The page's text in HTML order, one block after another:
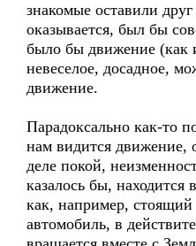
знакомые оставили
оказывается, был бы
было бы движение (как
невеселое, досадное,
движение.
Парадоксально как-то
нам видится движение,
деле покой,
казалось бы,
как, например, стоящий
автомобиль, в